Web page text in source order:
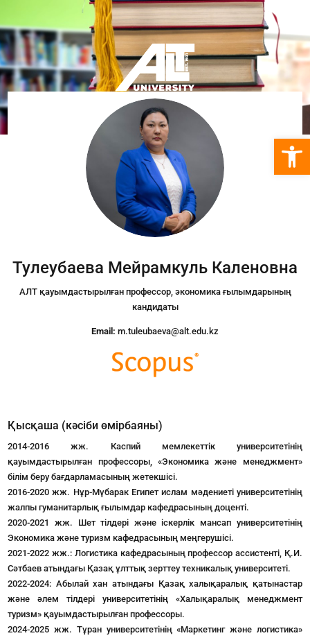
Тулеубаева Мейрамкуль Каленовна
АЛТ қауымдастырылған профессор, экономика ғылымдарының
кандидаты
Email: m.tuleubaeva@alt.edu.kz
Қысқаша (кәсіби өмірбаяны)
2014-2016 жж. Каспий мемлекеттік университетінің
қауымдастырылған профессоры, «Экономика және менеджмент»
білім беру бағдарламасының жетекшісі.
2016-2020 жж. Нұр-Мүбарак Египет ислам мәдениеті университетінің
жалпы гуманитарлық ғылымдар кафедрасының доценті.
2020-2021 жж. Шет тілдері және іскерлік мансап университетінің
Экономика және туризм кафедрасының меңгерушісі.
2021-2022 жж.: Логистика кафедрасының профессор ассистенті, Қ.И.
Сәтбаев атындағы Қазақ ұлттық зерттеу техникалық университеті.
2022-2024: Абылай хан атындағы Қазақ халықаралық қатынастар
және әлем тілдері университетінің «Халықаралық менеджмент
туризм» қауымдастырылған профессоры.
2024-2025 жж. Тұран университетінің «Маркетинг және логистика»